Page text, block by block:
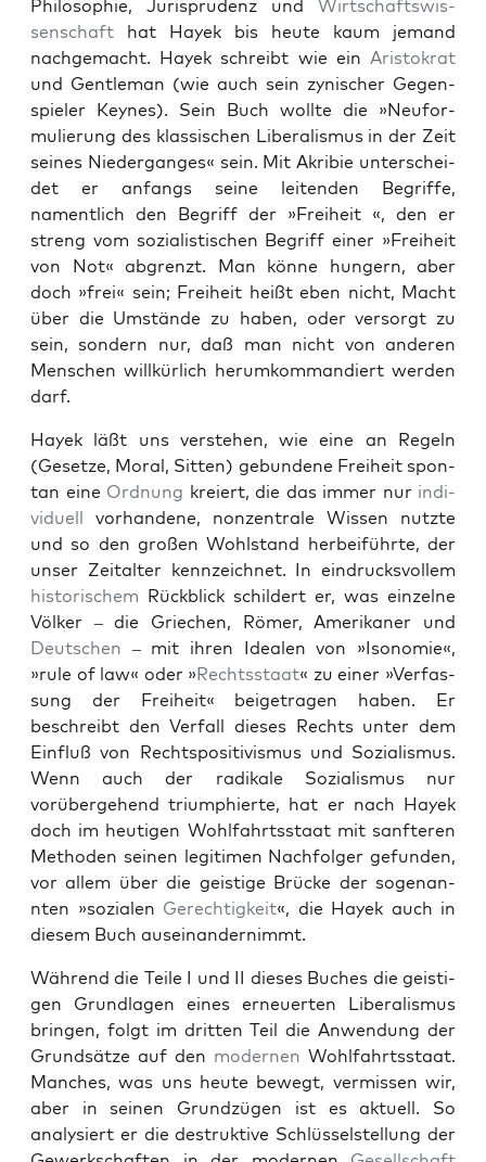
Philoso­phie, Jurispru­denz und Wirtschaftswis­
senschaft hat Hayek bis heute kaum jemand
nachgemacht. Hayek schreibt wie ein Aris­tokrat
und Gen­tle­man (wie auch sein zynis­ch­er Gegen­
spiel­er Keynes). Sein Buch wollte die »Neu­for­
mulierung des klas­sis­chen Lib­er­al­is­mus in der Zeit
seines Nieder­ganges« sein. Mit Akri­bie unter­schei­
det er anfangs seine lei­t­en­den Begriffe,
namentlich den Begriff der »Frei­heit «, den er
streng vom sozial­is­tis­chen Begriff ein­er »Frei­heit
von Not« abgren­zt. Man könne hungern, aber
doch »frei« sein; Frei­heit heißt eben nicht, Macht
über die Umstände zu haben, oder ver­sorgt zu
sein, son­dern nur, daß man nicht von anderen
Men­schen willkür­lich herumkom­mandiert wer­den
darf.
Hayek läßt uns ver­ste­hen, wie eine an Regeln
(Geset­ze, Moral, Sit­ten) gebun­dene Frei­heit spon­
tan eine Ord­nung kreiert, die das immer nur indi­
vidu­ell vorhan­dene, nonzen­trale Wis­sen nutzte
und so den großen Wohl­stand her­beiführte, der
unser Zeital­ter kennze­ich­net. In ein­drucksvollem
his­torischem Rück­blick schildert er, was einzelne
Völk­er – die Griechen, Römer, Amerikan­er und
Deutschen – mit ihren Ide­alen von »Isonomie«,
»rule of law« oder »Rechtsstaat« zu ein­er »Ver­fas­
sung der Frei­heit« beige­tra­gen haben. Er
beschreibt den Ver­fall dieses Rechts unter dem
Ein­fluß von Recht­spos­i­tivis­mus und Sozial­is­mus.
Wenn auch der radikale Sozial­is­mus nur
vorüberge­hend tri­um­phierte, hat er nach Hayek
doch im heuti­gen Wohlfahrtsstaat mit san­fteren
Meth­o­d­en seinen legit­i­men Nach­fol­ger gefun­den,
vor allem über die geistige Brücke der soge­nan­
nten »sozialen Gerechtigkeit«, die Hayek auch in
diesem Buch auseinan­dern­immt.
Während die Teile I und II dieses Buch­es die geisti­
gen Grund­la­gen eines erneuerten Lib­er­al­is­mus
brin­gen, fol­gt im drit­ten Teil die Anwen­dung der
Grund­sätze auf den mod­er­nen Wohlfahrtsstaat.
Manch­es, was uns heute bewegt, ver­mis­sen wir,
aber in seinen Grundzü­gen ist es aktuell. So
analysiert er die destruk­tive Schlüs­sel­stel­lung der